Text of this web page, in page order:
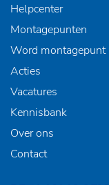
Helpcenter
Montagepunten
Word montagepunt
Acties
Vacatures
Kennisbank
Over ons
Contact